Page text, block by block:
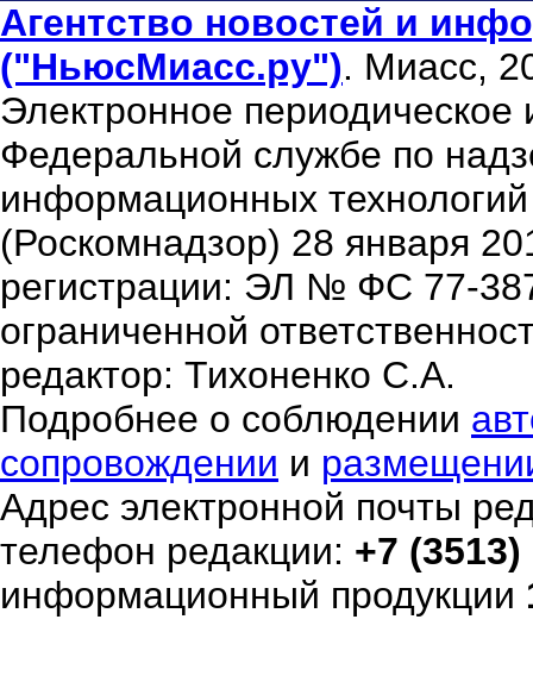
Агентство новостей и
("НьюсМиасс.ру"). Миасс,
Электронное периодическое
Федеральной службе по
информационных
(Роскомнадзор) 28 января
регистрации: ЭЛ № ФС 77-
ограниченной
редактор: Тихоненко С.А.
Подробнее о соблюдении
сопровождении и
Адрес электронной почты
телефон редакции: +7
информационный продукции